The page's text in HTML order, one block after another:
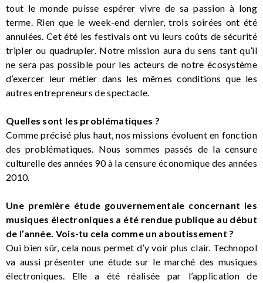
tout le monde puisse espérer vivre de sa passion à long
terme. Rien que le week-end dernier, trois soirées ont été
annulées. Cet été les festivals ont vu leurs coûts de sécurité
tripler ou quadrupler. Notre mission aura du sens tant qu’il
ne sera pas possible pour les acteurs de notre écosystème
d’exercer leur métier dans les mêmes conditions que les
autres entrepreneurs de spectacle.
Quelles sont les problématiques ?
Comme précisé plus haut, nos missions évoluent en fonction
des problématiques. Nous sommes passés de la censure
culturelle des années 90 à la censure économique des années
2010.
Une première étude gouvernementale concernant les
musiques électroniques a été rendue publique au début
de l’année. Vois-tu cela comme un aboutissement ?
Oui bien sûr, cela nous permet d’y voir plus clair. Technopol
va aussi présenter une étude sur le marché des musiques
électroniques. Elle a été réalisée par l’application de